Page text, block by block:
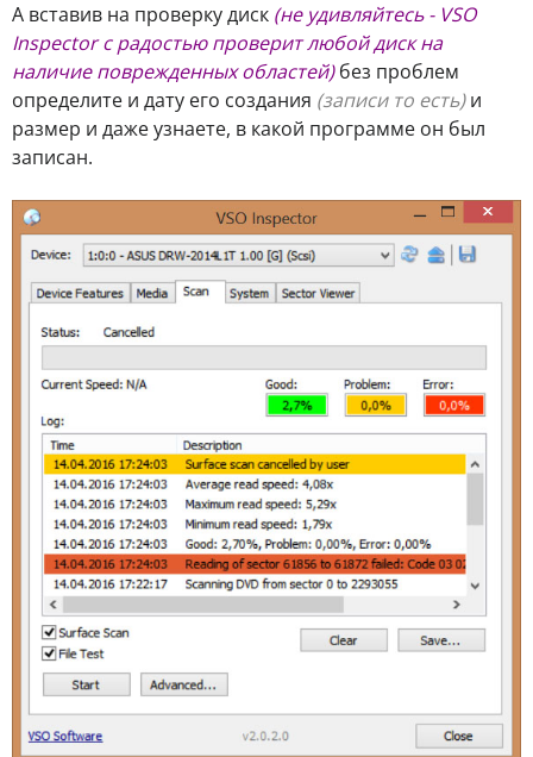
А вставив на проверку диск (не удивляйтесь - VSO
Inspector с радостью проверит любой диск на
наличие поврежденных областей)без проблем
определите и дату его создания (записи то есть)и
размер и даже узнаете, в какой программе он был
записан.